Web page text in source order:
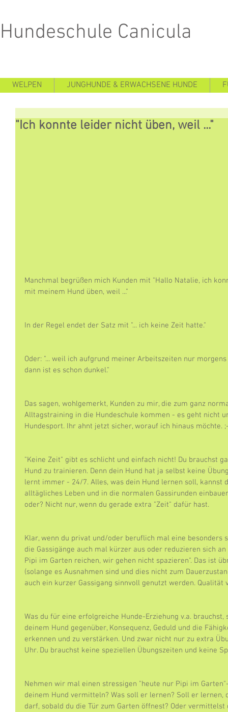
Hundeschule Canicula
WELPEN JUNGHUNDE & ERWACHSENE HUNDE
"Ich konnte leider nicht üben, weil ..."
Manchmal begrüßen mich Kunden mit "Hallo Natalie, ich
mit meinem Hund üben, weil ..."
In der Regel endet der Satz mit "... ich keine Zeit hatte."
Oder: "... weil ich aufgrund meiner Arbeitszeiten nur
dann ist es schon dunkel."
Das sagen, wohlgemerkt, Kunden zu mir, die zum ganz
Alltagstraining in die Hundeschule kommen - es geht nicht
Hundesport. Ihr ahnt jetzt sicher, worauf ich hinaus möchte.
"Keine Zeit" gibt es schlicht und einfach nicht! Du brauchst
Hund zu trainieren. Denn dein Hund hat ja selbst keine
lernt immer - 24/7. Alles, was dein Hund lernen soll, kannst
alltägliches Leben und in die normalen Gassirunden
oder? Nicht nur, wenn du gerade extra "Zeit" dafür hast.
Klar, wenn du privat und/oder beruflich mal eine besonders
die Gassigänge auch mal kürzer aus oder reduzieren sich
Pipi im Garten reichen, wir gehen nicht spazieren". Das ist
(solange es Ausnahmen sind und dies nicht zum
auch ein kurzer Gassigang sinnvoll genutzt werden. Qualität
Was du für eine erfolgreiche Hunde-Erziehung v.a.
deinem Hund gegenüber, Konsequenz, Geduld und die
erkennen und zu verstärken. Und zwar nicht nur zu extra
Uhr. Du brauchst keine speziellen Übungszeiten und keine
Nehmen wir mal einen stressigen "heute nur Pipi im
deinem Hund vermitteln? Was soll er lernen? Soll er
darf, sobald du die Tür zum Garten öffnest? Oder